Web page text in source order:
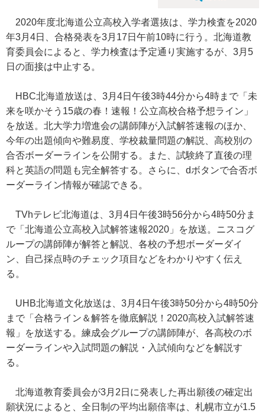
2020年度北海道公立高校入学者選抜は、学力検査を2020
年3月4日、合格発表を3月17日午前10時に行う。北海道教
育委員会によると、学力検査は予定通り実施するが、3月5
日の面接は中止する。
HBC北海道放送は、3月4日午後3時44分から4時まで「未
来を咲かそう15歳の春！速報！公立高校合格予想ライン」
を放送。北大学力増進会の講師陣が入試解答速報のほか、
今年の出題傾向や難易度、学校裁量問題の解説、高校別の
合否ボーダーラインを公開する。また、試験終了直後の理
科と英語の問題も完全解答する。さらに、dボタンで合否ボ
ーダーライン情報が確認できる。
TVhテレビ北海道は、3月4日午後3時56分から4時50分ま
で「北海道公立高校入試解答速報2020」を放送。ニスコグ
ループの講師陣が解答と解説、各校の予想ボーダーダイ
ン、自己採点時のチェック項目などをわかりやすく伝え
る。
UHB北海道文化放送は、3月4日午後3時50分から4時50分
まで「合格ライン＆解答を徹底解説！2020高校入試解答速
報」を放送する。練成会グループの講師陣が、各高校のボ
ーダーラインや入試問題の解説・入試傾向などを解説す
る。
北海道教育委員会が3月2日に発表した再出願後の確定出
願状況によると、全日制の平均出願倍率は、札幌市立が1.5